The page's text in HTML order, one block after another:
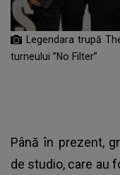
Legendara trupă
turneului ”No Filter”
Până în prezent,
de studio, care au